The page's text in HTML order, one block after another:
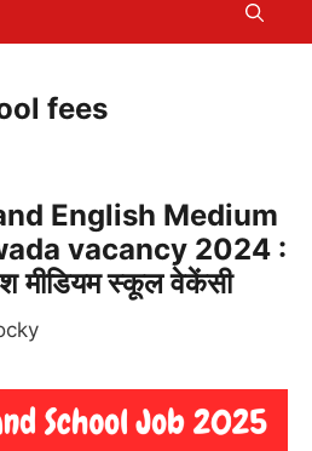
fees
English Medium
vacancy 2024 :
मीडियम स्कूल वेकेंसी